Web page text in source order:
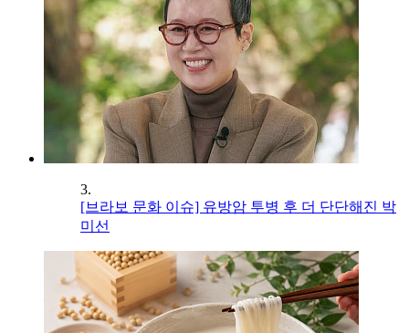
3.
[브라보 문화 이슈] 유방암 투병 후 더 단단해진 박
미선